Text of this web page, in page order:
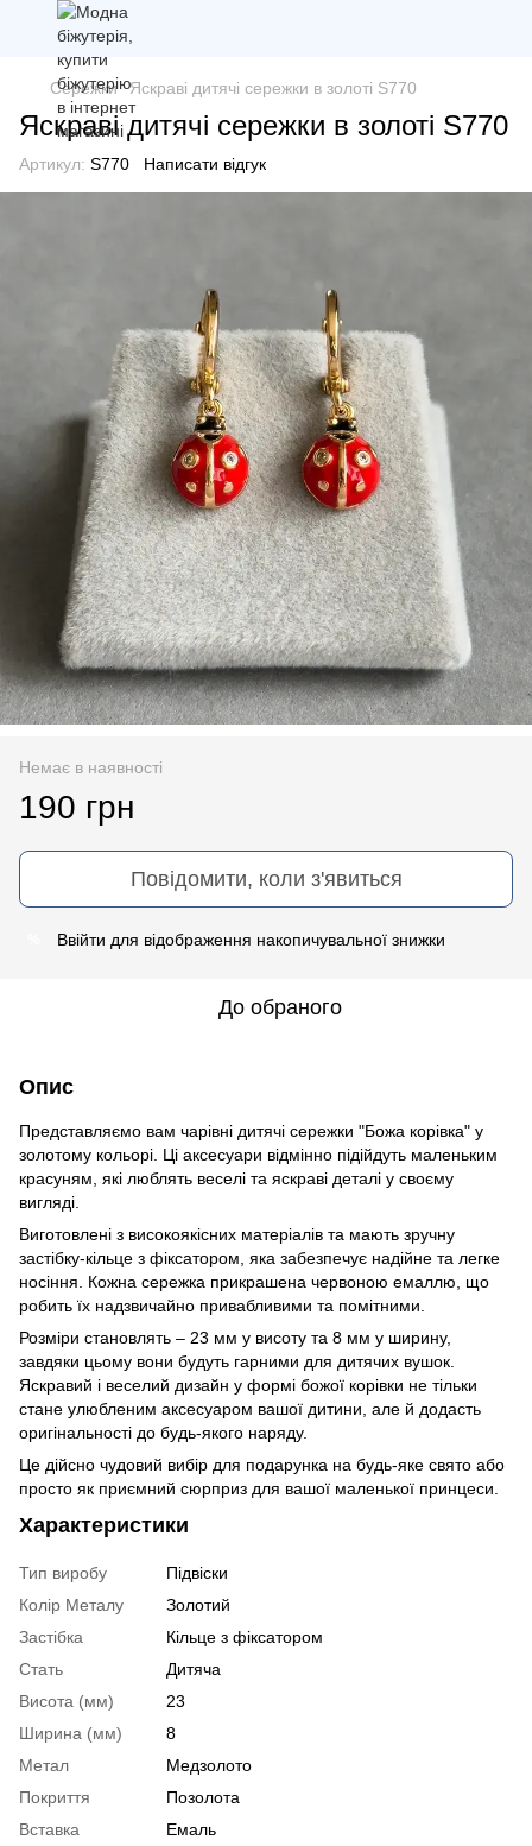
Сережки Яскраві дитячі сережки в золоті S770
Яскраві дитячі сережки в золоті S770
Артикул: S770 Написати відгук
Немає в наявності
190 грн
Повідомити, коли з'явиться
Ввійти для відображення накопичувальної знижки
До обраного
Опис
Представляємо вам чарівні дитячі сережки "Божа корівка" у
золотому кольорі. Ці аксесуари відмінно підійдуть маленьким
красуням, які люблять веселі та яскраві деталі у своєму
вигляді.
Виготовлені з високоякісних матеріалів та мають зручну
застібку-кільце з фіксатором, яка забезпечує надійне та легке
носіння. Кожна сережка прикрашена червоною емаллю, що
робить їх надзвичайно привабливими та помітними.
Розміри становлять – 23 мм у висоту та 8 мм у ширину,
завдяки цьому вони будуть гарними для дитячих вушок.
Яскравий і веселий дизайн у формі божої корівки не тільки
стане улюбленим аксесуаром вашої дитини, але й додасть
оригінальності до будь-якого наряду.
Це дійсно чудовий вибір для подарунка на будь-яке свято або
просто як приємний сюрприз для вашої маленької принцеси.
Характеристики
Тип виробу
Підвіски
Колір Металу
Золотий
Застібка
Кільце з фіксатором
Стать
Дитяча
Висота (мм)
23
Ширина (мм)
8
Метал
Медзолото
Покриття
Позолота
Вставка
Емаль